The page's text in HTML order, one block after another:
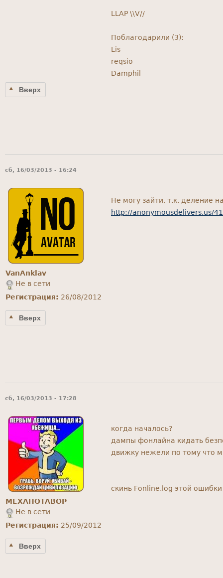
LLAP \\V//
Поблагодарили (3):
Lis
reqsio
Damphil
Вверх
сб, 16/03/2013 - 16:24
VanAnklav
Не в сети
Регистрация: 26/08/2012
Не могу зайти, т.к. деление
http://anonymousdelivers.us/
Вверх
сб, 16/03/2013 - 17:28
MEXAHOTABOP
Не в сети
Регистрация: 25/09/2012
когда началось?
дампы фонлайна кидать
движку нежели по тому что
скинь Fonline.log этой
Вверх